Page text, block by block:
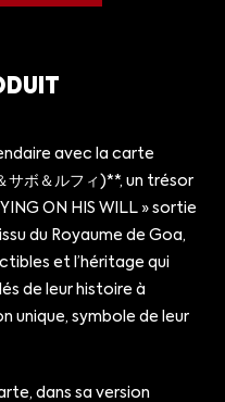
avec la carte
サボ＆ルフィ)**, un trésor
ON HIS WILL » sortie
du Royaume de Goa,
et l’héritage qui
de leur histoire à
unique, symbole de leur
dans sa version